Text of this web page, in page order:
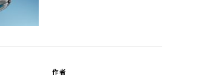
作者